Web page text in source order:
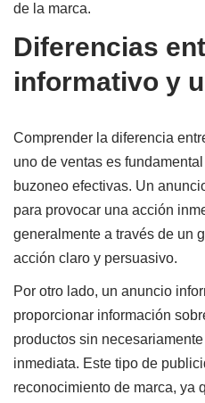
de la marca.
Diferencias
informativo y
Comprender la diferencia
uno de ventas es
buzoneo efectivas. Un
para provocar una acción
generalmente a través de un
acción claro y persuasivo.
Por otro lado, un anuncio
proporcionar información
productos sin
inmediata. Este tipo de
reconocimiento de marca, ya